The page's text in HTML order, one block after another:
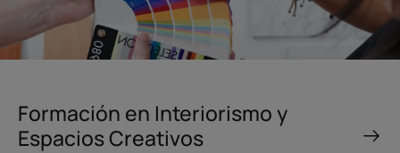
Formación en Interiorismo y
Espacios Creativos